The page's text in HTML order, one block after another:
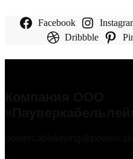
Facebook
Dribbble